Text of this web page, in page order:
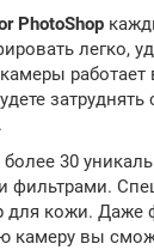
PhotoShop
легко,
затруднять
более 30
для кожи. Даже
камеру вы